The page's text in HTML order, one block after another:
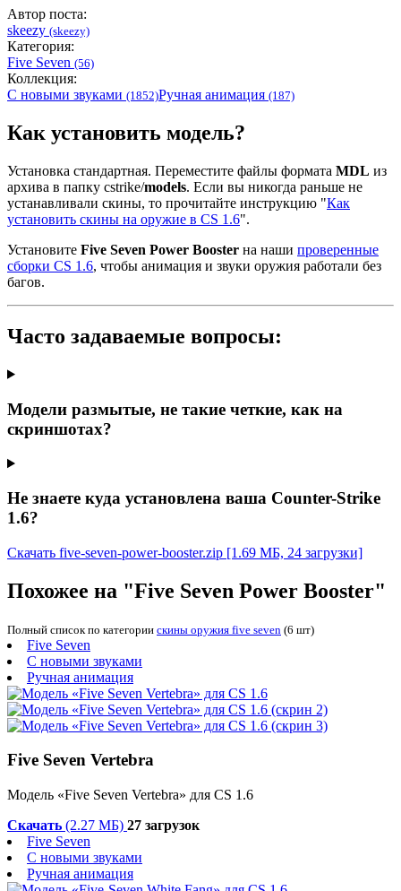
Автор поста:
skeezy (skeezy)
Категория:
Five Seven (56)
Коллекция:
С новыми звуками (1852)Ручная анимация (187)
Как установить модель?
Установка стандартная. Переместите файлы формата MDL из
архива в папку cstrike/models. Если вы никогда раньше не
устанавливали скины, то прочитайте инструкцию "Как
установить скины на оружие в CS 1.6".
Установите Five Seven Power Booster на наши проверенные
сборки CS 1.6, чтобы анимация и звуки оружия работали без
багов.
Часто задаваемые вопросы:
Модели размытые, не такие четкие, как на
скриншотах?
Не знаете куда установлена ваша Counter-Strike
1.6?
Скачать five-seven-power-booster.zip [1.69 МБ, 24 загрузки]
Похожее на "Five Seven Power Booster"
Полный список по категории скины оружия five seven (6 шт)
Five Seven
С новыми звуками
Ручная анимация
Five Seven Vertebra
Модель «Five Seven Vertebra» для CS 1.6
Скачать (2.27 МБ) 27 загрузок
Five Seven
С новыми звуками
Ручная анимация